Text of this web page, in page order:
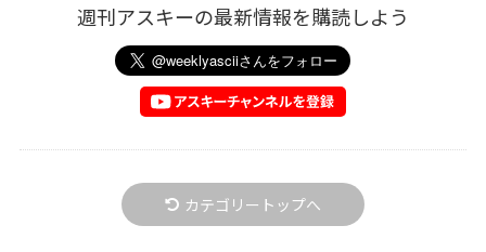
週刊アスキーの最新情報を購読しよう
カテゴリートップへ